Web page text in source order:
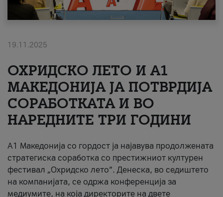
Надополни кредит
#ПодобарОнлајн
19.11.2025
ОХРИДСКО ЛЕТО И A1
МАКЕДОНИЈА ЈА ПОТВРДИЈА
СОРАБОТКАТА И ВО
НАРЕДНИТЕ ТРИ ГОДИНИ
A1 Македонија со гордост ја најавува продолжената
стратегиска соработка со престижниот културен
фестивал „Охридско лето“. Денеска, во седиштето
на компанијата, се одржа конференција за
медиумите, на која директорите на двете